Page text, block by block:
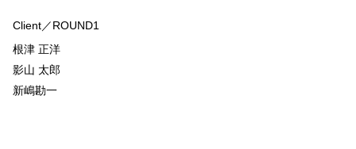
Client／ROUND1
根津 正洋
影山 太郎
新嶋勘一